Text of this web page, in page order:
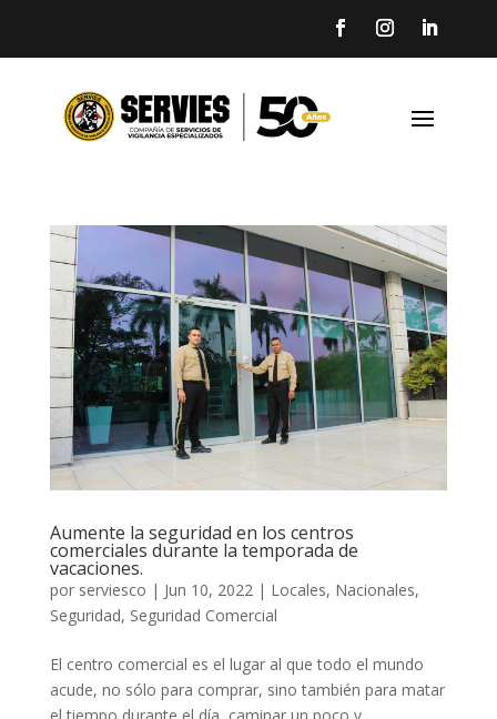
Aumente la seguridad en los centros
comerciales durante la temporada de
vacaciones.
por serviesco | Jun 10, 2022| Locales, Nacionales,
Seguridad, Seguridad Comercial
El centro comercial es el lugar al que todo el mundo
acude, no sólo para comprar, sino también para matar